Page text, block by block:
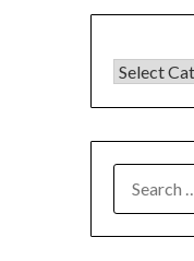
KATEGORI
FOR: